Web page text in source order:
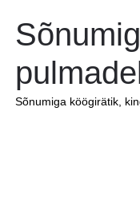
Sõnumiga köögirätik,